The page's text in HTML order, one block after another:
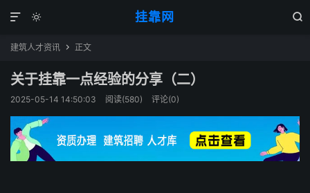
挂靠网 


建筑人才资讯  正文
关于挂靠一点经验的分享（二）
2025-05-14 14:50:03 阅读(580) 评论(0)